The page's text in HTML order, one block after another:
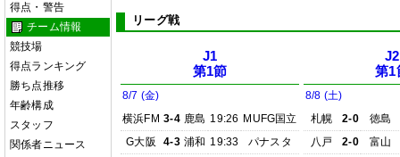
得点・警告
チーム情報
競技場
得点ランキング
勝ち点推移
年齢構成
スタッフ
関係者ニュース
リーグ戦
J1
第1節
8/7 (金)
横浜FM 3-4 鹿島 19:26 MUFG国立
G大阪
4-3 浦和 19:33
パナスタ
J2
第1
8/8 (土)
札幌
2-0
徳島
八戸
2-0
富山